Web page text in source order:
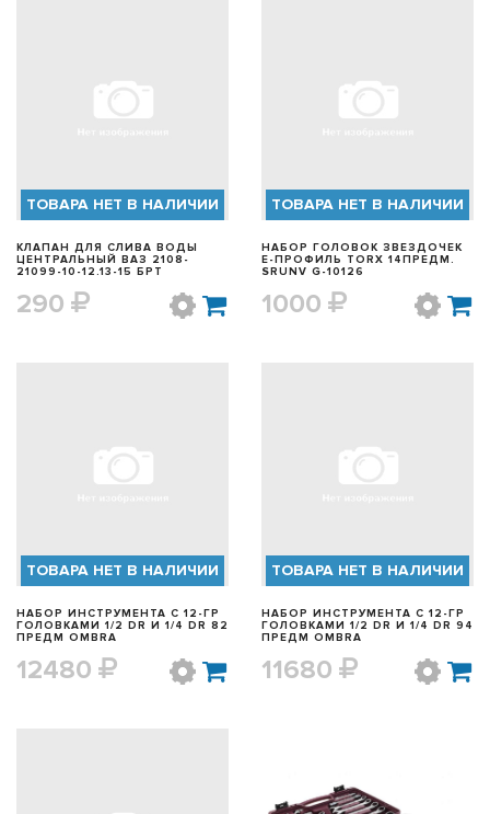
ТОВАРА НЕТ В НАЛИЧИИ
КЛАПАН ДЛЯ СЛИВА ВОДЫ
ЦЕНТРАЛЬНЫЙ ВАЗ 2108-
21099-10-12.13-15 БРТ
290
ТОВАРА НЕТ В НАЛИЧИИ
НАБОР ГОЛОВОК ЗВЕЗДОЧЕК
E-ПРОФИЛЬ TORX 14ПРЕДМ.
SRUNV G-10126
1000
ТОВАРА НЕТ В НАЛИЧИИ
НАБОР ИНСТРУМЕНТА С 12-ГР
ГОЛОВКАМИ 1/2 DR И 1/4 DR 82
ПРЕДМ OMBRA
12480
ТОВАРА НЕТ В НАЛИЧИИ
НАБОР ИНСТРУМЕНТА С 12-ГР
ГОЛОВКАМИ 1/2 DR И 1/4 DR 94
ПРЕДМ OMBRA
11680